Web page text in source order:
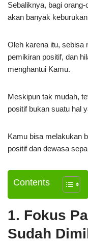
Sebaliknya, bagi
akan banyak
Oleh karena itu, sebisa
pemikiran positif, dan
menghantui Kamu.
Meskipun tak mudah,
positif bukan suatu hal
Kamu bisa melakukan
positif dan dewasa
Contents
1. Fokus
Sudah